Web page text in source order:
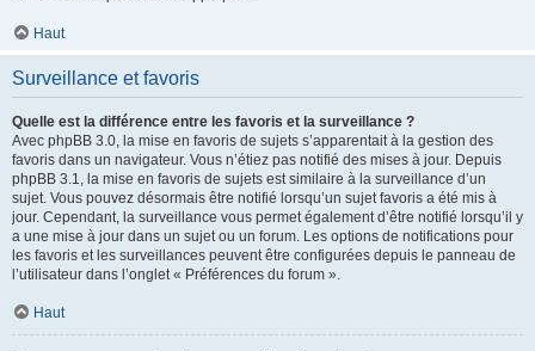
Haut
Surveillance et favoris
Quelle est la différence entre les favoris et la surveillance ?
Avec phpBB 3.0, la mise en favoris de sujets s’apparentait à la gestion des
favoris dans un navigateur. Vous n’étiez pas notifié des mises à jour. Depuis
phpBB 3.1, la mise en favoris de sujets est similaire à la surveillance d’un
sujet. Vous pouvez désormais être notifié lorsqu’un sujet favoris a été mis à
jour. Cependant, la surveillance vous permet également d’être notifié lorsqu’il y
a une mise à jour dans un sujet ou un forum. Les options de notifications pour
les favoris et les surveillances peuvent être configurées depuis le panneau de
l’utilisateur dans l’onglet « Préférences du forum ».
Haut